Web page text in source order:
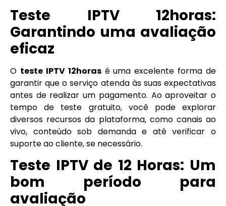
Teste IPTV 12horas:
Garantindo uma avaliação
eficaz
O teste IPTV 12horasé uma excelente forma de
garantir que o serviço atenda às suas expectativas
antes de realizar um pagamento. Ao aproveitar o
tempo de teste gratuito, você pode explorar
diversos recursos da plataforma, como canais ao
vivo, conteúdo sob demanda e até verificar o
suporte ao cliente, se necessário.
Teste IPTV de 12 Horas: Um
bom período para
avaliação